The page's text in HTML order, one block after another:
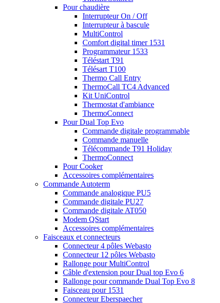
Pour chaudière
Interrupteur On / Off
Interrupteur à bascule
MultiControl
Comfort digital timer 1531
Programmateur 1533
Téléstart T91
Télésart T100
Thermo Call Entry
ThermoCall TC4 Advanced
Kit UniControl
Thermostat d'ambiance
ThermoConnect
Pour Dual Top Evo
Commande digitale programmable
Commande manuelle
Télécommande T91 Holiday
ThermoConnect
Pour Cooker
Accessoires complémentaires
Commande Autoterm
Commande analogique PU5
Commande digitale PU27
Commande digitale AT050
Modem QStart
Accessoires complémentaires
Faisceaux et connecteurs
Connecteur 4 pôles Webasto
Connecteur 12 pôles Webasto
Rallonge pour MultiControl
Câble d'extension pour Dual top Evo 6
Rallonge pour commande Dual Top Evo 8
Faisceau pour 1531
Connecteur Eberspaecher